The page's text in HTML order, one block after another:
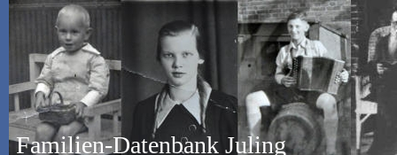
Familien-Datenbank Juling